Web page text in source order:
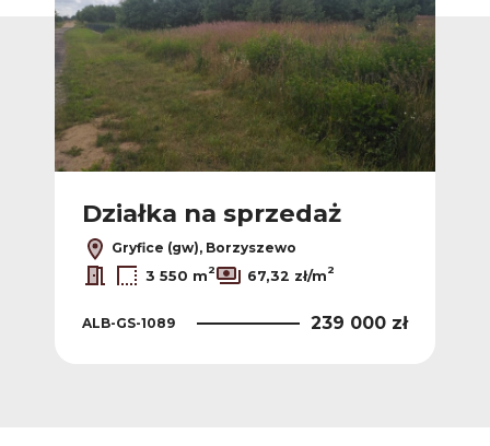
Działka na sprzedaż
Gryfice (gw), Borzyszewo
3 550 m2 67,32 zł/m2
ALB-GS-1089 239 000 zł